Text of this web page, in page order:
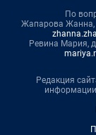
По
Жапарова Жанна,
Ревина Мария,
Редакция